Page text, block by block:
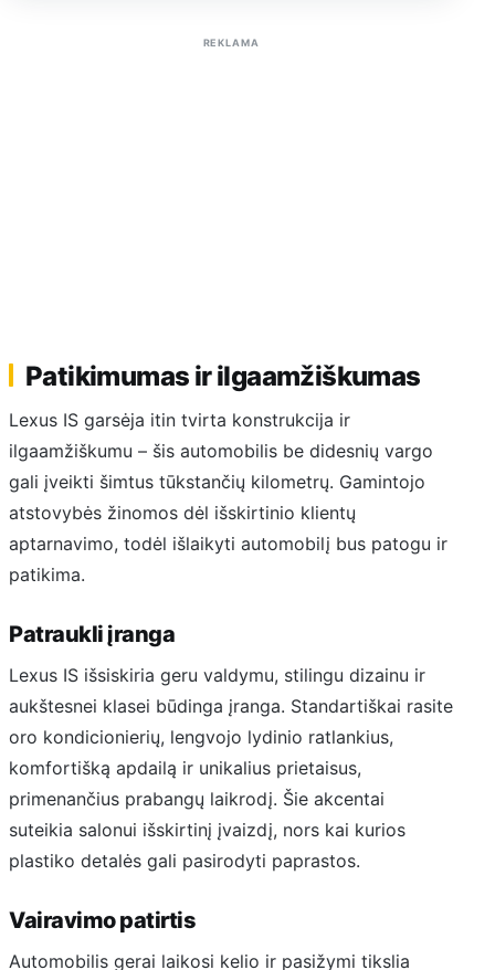
REKLAMA
Patikimumas ir ilgaamžiškumas
Lexus IS garsėja itin tvirta konstrukcija ir
ilgaamžiškumu – šis automobilis be didesnių vargo
gali įveikti šimtus tūkstančių kilometrų. Gamintojo
atstovybės žinomos dėl išskirtinio klientų
aptarnavimo, todėl išlaikyti automobilį bus patogu ir
patikima.
Patraukli įranga
Lexus IS išsiskiria geru valdymu, stilingu dizainu ir
aukštesnei klasei būdinga įranga. Standartiškai rasite
oro kondicionierių, lengvojo lydinio ratlankius,
komfortišką apdailą ir unikalius prietaisus,
primenančius prabangų laikrodį. Šie akcentai
suteikia salonui išskirtinį įvaizdį, nors kai kurios
plastiko detalės gali pasirodyti paprastos.
Vairavimo patirtis
Automobilis gerai laikosi kelio ir pasižymi tikslia